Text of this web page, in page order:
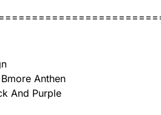
Bmore Anthen
And Purple